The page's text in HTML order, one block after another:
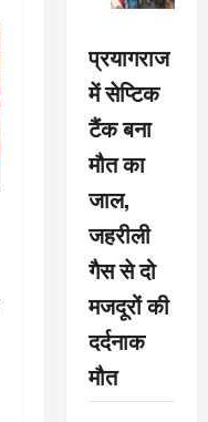
प्रयागराज
में सेप्टिक
टैंक बना
मौत का
जाल,
जहरीली
गैस से दो
मजदूरों की
दर्दनाक
मौत